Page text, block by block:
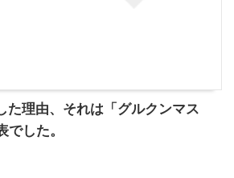
た理由、それは「グルクンマス
した。